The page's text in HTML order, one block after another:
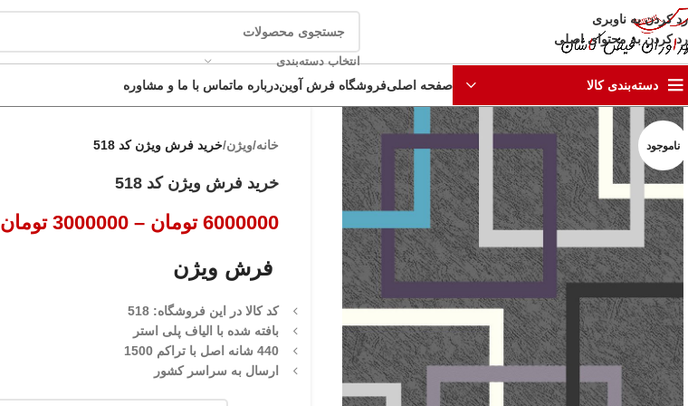
رد کردن به ناوبری
رد کردن به محتوای اصلی
انتخاب دسته‌بندی
دسته‌بندی کالا صفحه اصلیفروشگاه فرش آویندرباره ماتماس با ما و مشاوره
ناموجود خانه/ویژن/خرید فرش ویژن کد 518
خرید فرش ویژن کد 518
6000000 تومان –
3000000 تومان
فرش ویژن
کد کالا در این فروشگاه: 518
بافته شده با الیاف پلی استر
440 شانه اصل با تراکم 1500
ارسال به سراسر کشور